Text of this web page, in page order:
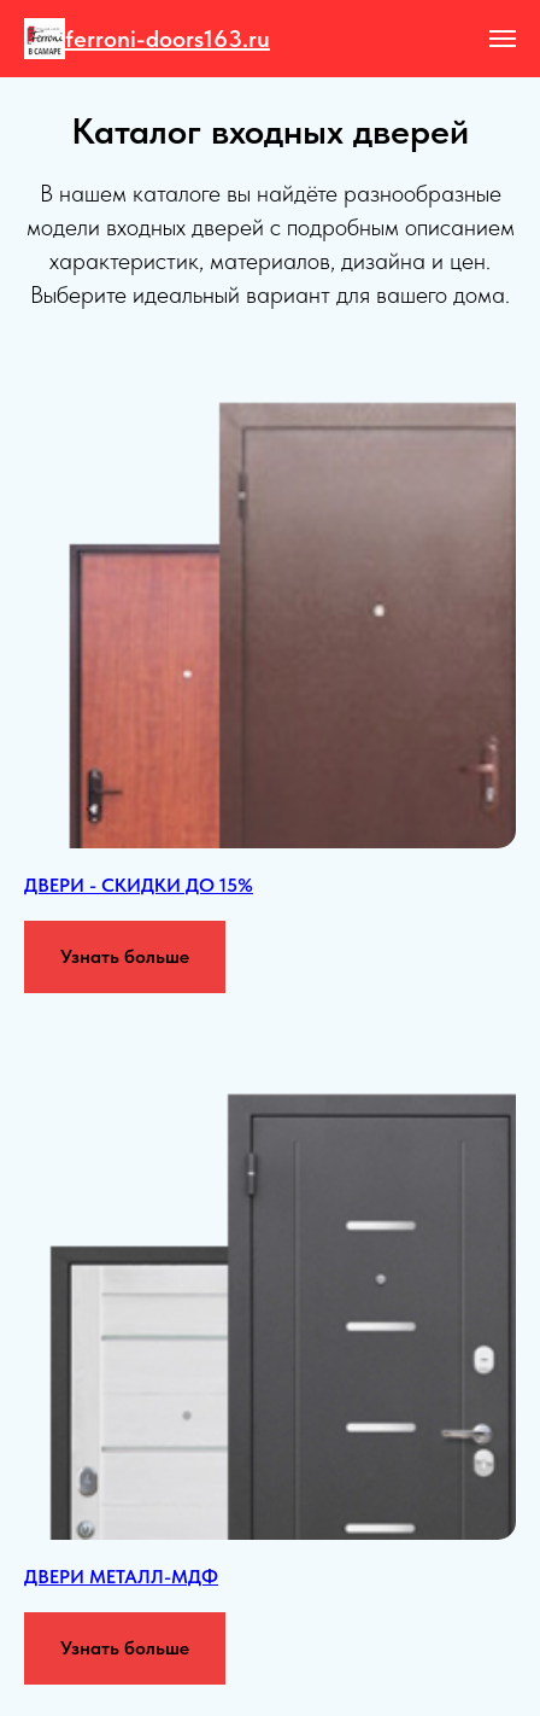
ferroni-doors163.ru
Каталог входных дверей
В нашем каталоге вы найдёте разнообразные
модели входных дверей с подробным описанием
характеристик, материалов, дизайна и цен.
Выберите идеальный вариант для вашего дома.
ДВЕРИ - СКИДКИ ДО 15%
Узнать больше
ДВЕРИ МЕТАЛЛ-МДФ
Узнать больше